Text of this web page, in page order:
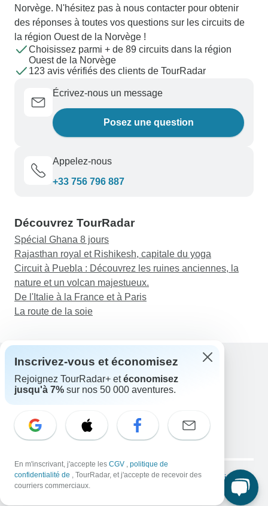
Norvège. N'hésitez pas à nous contacter pour obtenir
des réponses à toutes vos questions sur les circuits de
la région Ouest de la Norvège !
Choisissez parmi + de 89 circuits dans la région
Ouest de la Norvège
123 avis vérifiés des clients de TourRadar
Écrivez-nous un message
Posez une question
Appelez-nous
+33 756 796 887
Découvrez TourRadar
Spécial Ghana 8 jours
Rajasthan royal et Rishikesh, capitale du yoga
Circuit à Puebla : Découvrez les ruines anciennes, la
nature et un volcan majestueux.
De l'Italie à la France et à Paris
La route de la soie
Assistance
Contactez-nous
E-mail: support@tourradar.com
Sélectionnez la langue
Copyright © TourRadar. Tous droits réservés.
Mentions légales Politique de confidentialité
Cookies
Inscrivez-vous et économisez
Rejoignez TourRadar+ etéconomisez
jusqu'à 7% sur nos 50 000 aventures.
En m'inscrivant, j'accepte les CGV , politique de
confidentialité de , TourRadar, et j'accepte de recevoir des
courriers commerciaux.